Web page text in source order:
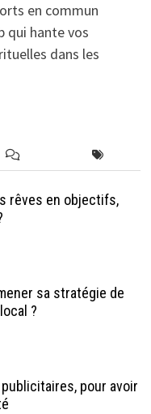
en commun
qui hante vos
dans les
rêves en objectifs,
sa stratégie de
?
pour avoir